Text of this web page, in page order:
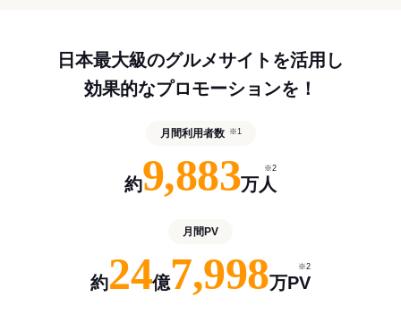
日本最大級のグルメサイトを活用し
効果的なプロモーションを！
月間利用者数 ※1
約9,883万人
※2
月間PV
約24億7,998万PV
※2